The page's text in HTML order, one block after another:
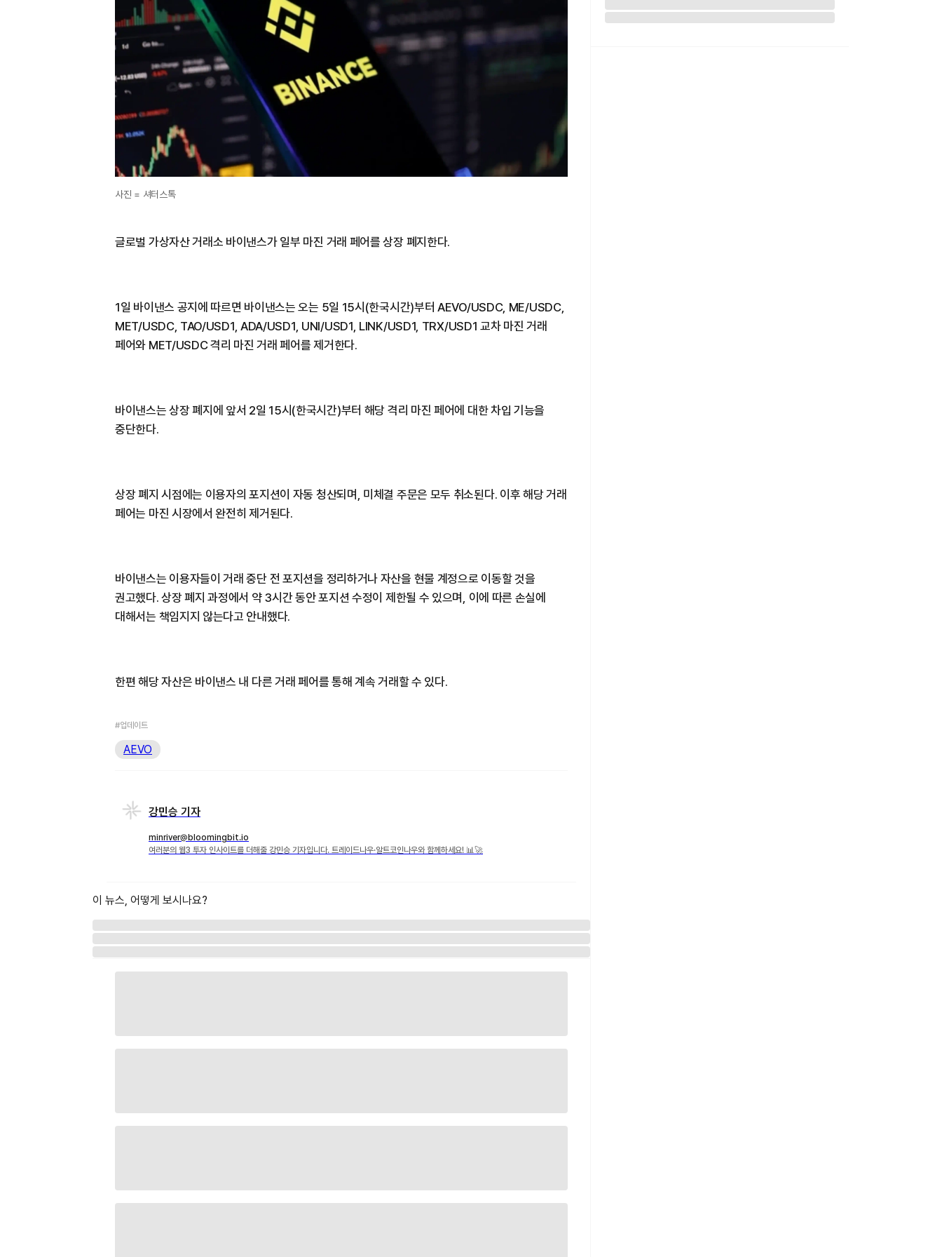
사진 = 셔터스톡
글로벌 가상자산 거래소 바이낸스가 일부 마진 거래 페어를 상장 폐지한다.
1일 바이낸스 공지에 따르면 바이낸스는 오는 5일 15시(한국시간)부터 AEVO/USDC, ME/USDC,
MET/USDC, TAO/USD1, ADA/USD1, UNI/USD1, LINK/USD1, TRX/USD1 교차 마진 거래
페어와 MET/USDC 격리 마진 거래 페어를 제거한다.
바이낸스는 상장 폐지에 앞서 2일 15시(한국시간)부터 해당 격리 마진 페어에 대한 차입 기능을
중단한다.
상장 폐지 시점에는 이용자의 포지션이 자동 청산되며, 미체결 주문은 모두 취소된다. 이후 해당 거래
페어는 마진 시장에서 완전히 제거된다.
바이낸스는 이용자들이 거래 중단 전 포지션을 정리하거나 자산을 현물 계정으로 이동할 것을
권고했다. 상장 폐지 과정에서 약 3시간 동안 포지션 수정이 제한될 수 있으며, 이에 따른 손실에
대해서는 책임지지 않는다고 안내했다.
한편 해당 자산은 바이낸스 내 다른 거래 페어를 통해 계속 거래할 수 있다.
#업데이트
AEVO
강민승 기자
minriver@bloomingbit.io
여러분의 웹3 투자 인사이트를 더해줄 강민승 기자입니다. 트레이드나우·알트코인나우와 함께하세요! 📊🚀
이 뉴스, 어떻게 보시나요?